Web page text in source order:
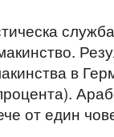
в
от един